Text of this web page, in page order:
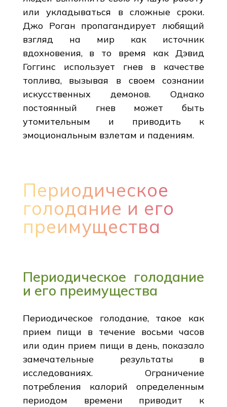
или укладываться в сложные сроки.
Джо Роган пропагандирует любящий
взгляд на мир как источник
вдохновения, в то время как Дэвид
Гоггинс использует гнев в качестве
топлива, вызывая в своем сознании
искусственных демонов. Однако
постоянный гнев может быть
утомительным и приводить к
эмоциональным взлетам и падениям.
Периодическое
голодание и его
преимущества
Периодическое голодание
и его преимущества
Периодическое голодание, такое как
прием пищи в течение восьми часов
или один прием пищи в день, показало
замечательные результаты в
исследованиях. Ограничение
потребления калорий определенным
периодом времени приводит к